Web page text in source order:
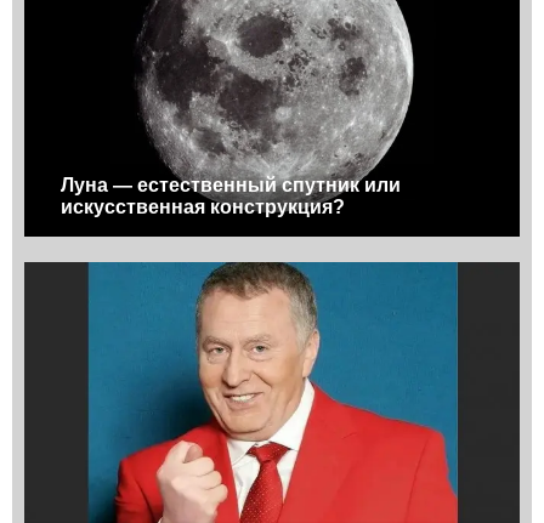
Луна — естественный спутник или
искусственная конструкция?